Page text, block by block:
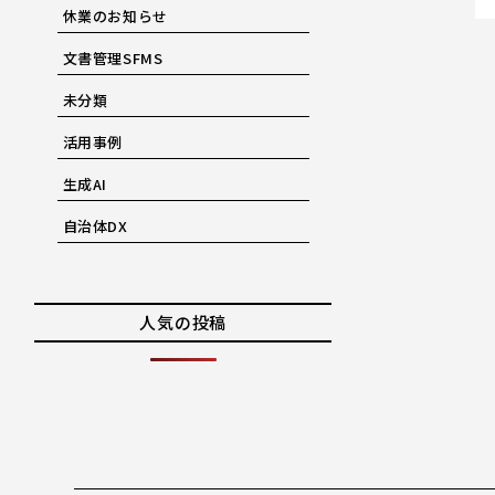
休業のお知らせ
文書管理SFMS
未分類
活用事例
生成AI
自治体DX
人気の投稿